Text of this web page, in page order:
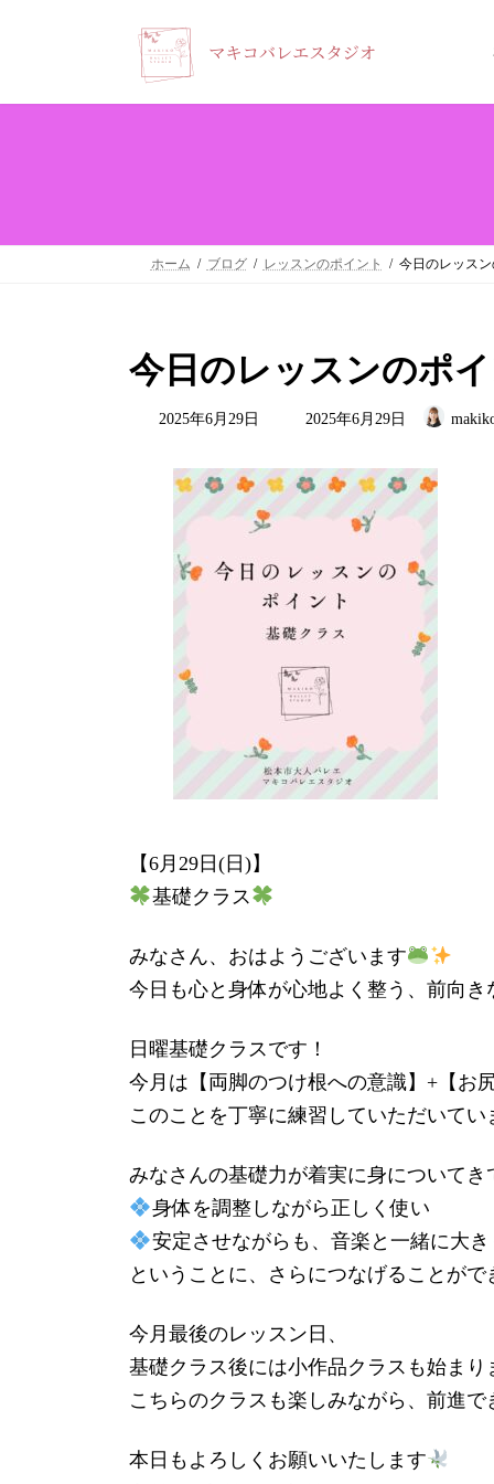
ホーム ブログ レッスンのポイント 今日のレッスン
今日のレッスンのポイ
2025年6月29日
最
更
新
2025年6月29日
【6月29日(日)】
基礎クラス
みなさん、おはようございます
今日も心と身体が心地よく整う、前向
日曜基礎クラスです！
今月は【両脚のつけ根への意識】+【お
このことを丁寧に練習していただいてい
みなさんの基礎力が着実に身についてき
身体を調整しながら正しく使い
安定させながらも、音楽と一緒に大き
ということに、さらにつなげることがで
今月最後のレッスン日、
基礎クラス後には小作品クラスも始まり
こちらのクラスも楽しみながら、前進
本日もよろしくお願いいたします